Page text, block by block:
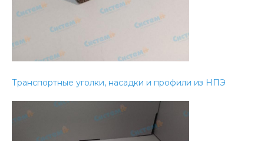
Транспортные уголки, насадки и профили из НПЭ